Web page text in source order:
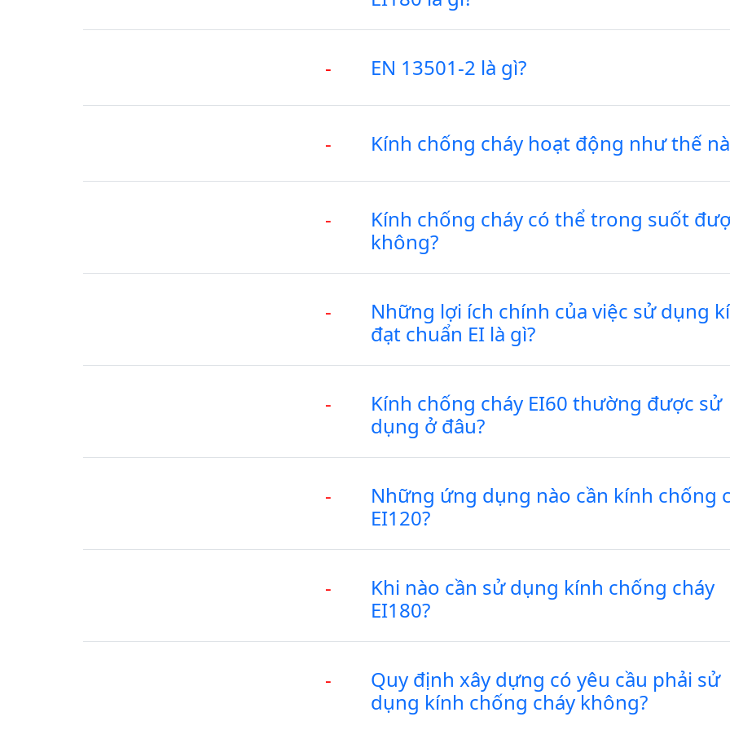
- EN 13501-2 là gì?
- Kính chống cháy hoạt động như thế
-
Kính chống cháy có thể trong suốt
không?
-
Những lợi ích chính của việc sử dụng
đạt chuẩn EI là gì?
-
Kính chống cháy EI60 thường được sử
dụng ở đâu?
-
Những ứng dụng nào cần kính chống
EI120?
-
Khi nào cần sử dụng kính chống cháy
EI180?
-
Quy định xây dựng có yêu cầu phải sử
dụng kính chống cháy không?